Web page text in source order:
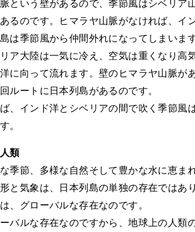
という壁があるので、季節風はシベリア
るのです。ヒマラヤ山脈がなければ、イ
は季節風から仲間外れになってしまいます
ア大陸は一気に冷え、空気は重くなり高
に向って流れます。壁のヒマラヤ山脈が
ルートに日本列島があるのです。
、インド洋とシベリアの間で吹く季節風
。
類
季節、多様な自然そして豊かな水に恵ま
と気象は、日本列島の単独の存在ではあ
、グローバルな存在なのです。
バルな存在なのですから、地球上の人類